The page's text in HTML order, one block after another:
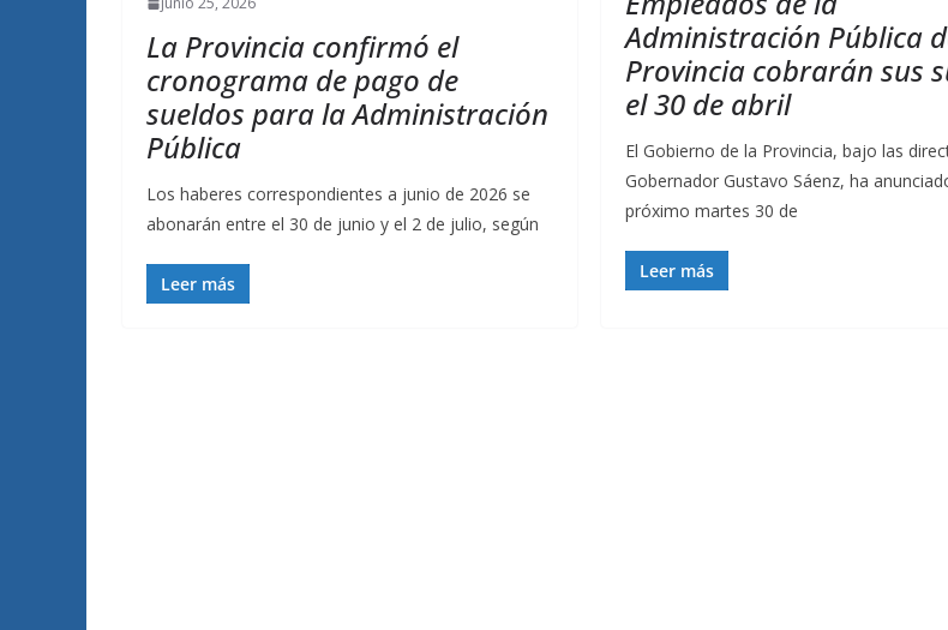
La Provincia confirmó el
cronograma de pago de
sueldos para la Administración
Pública
Los haberes correspondientes a junio de 2026 se
abonarán entre el 30 de junio y el 2 de julio, según
Leer más
Administración Pública
Provincia cobrarán sus
el 30 de abril
El Gobierno de la Provincia, bajo las
Gobernador Gustavo Sáenz, ha
próximo martes 30 de
Leer más